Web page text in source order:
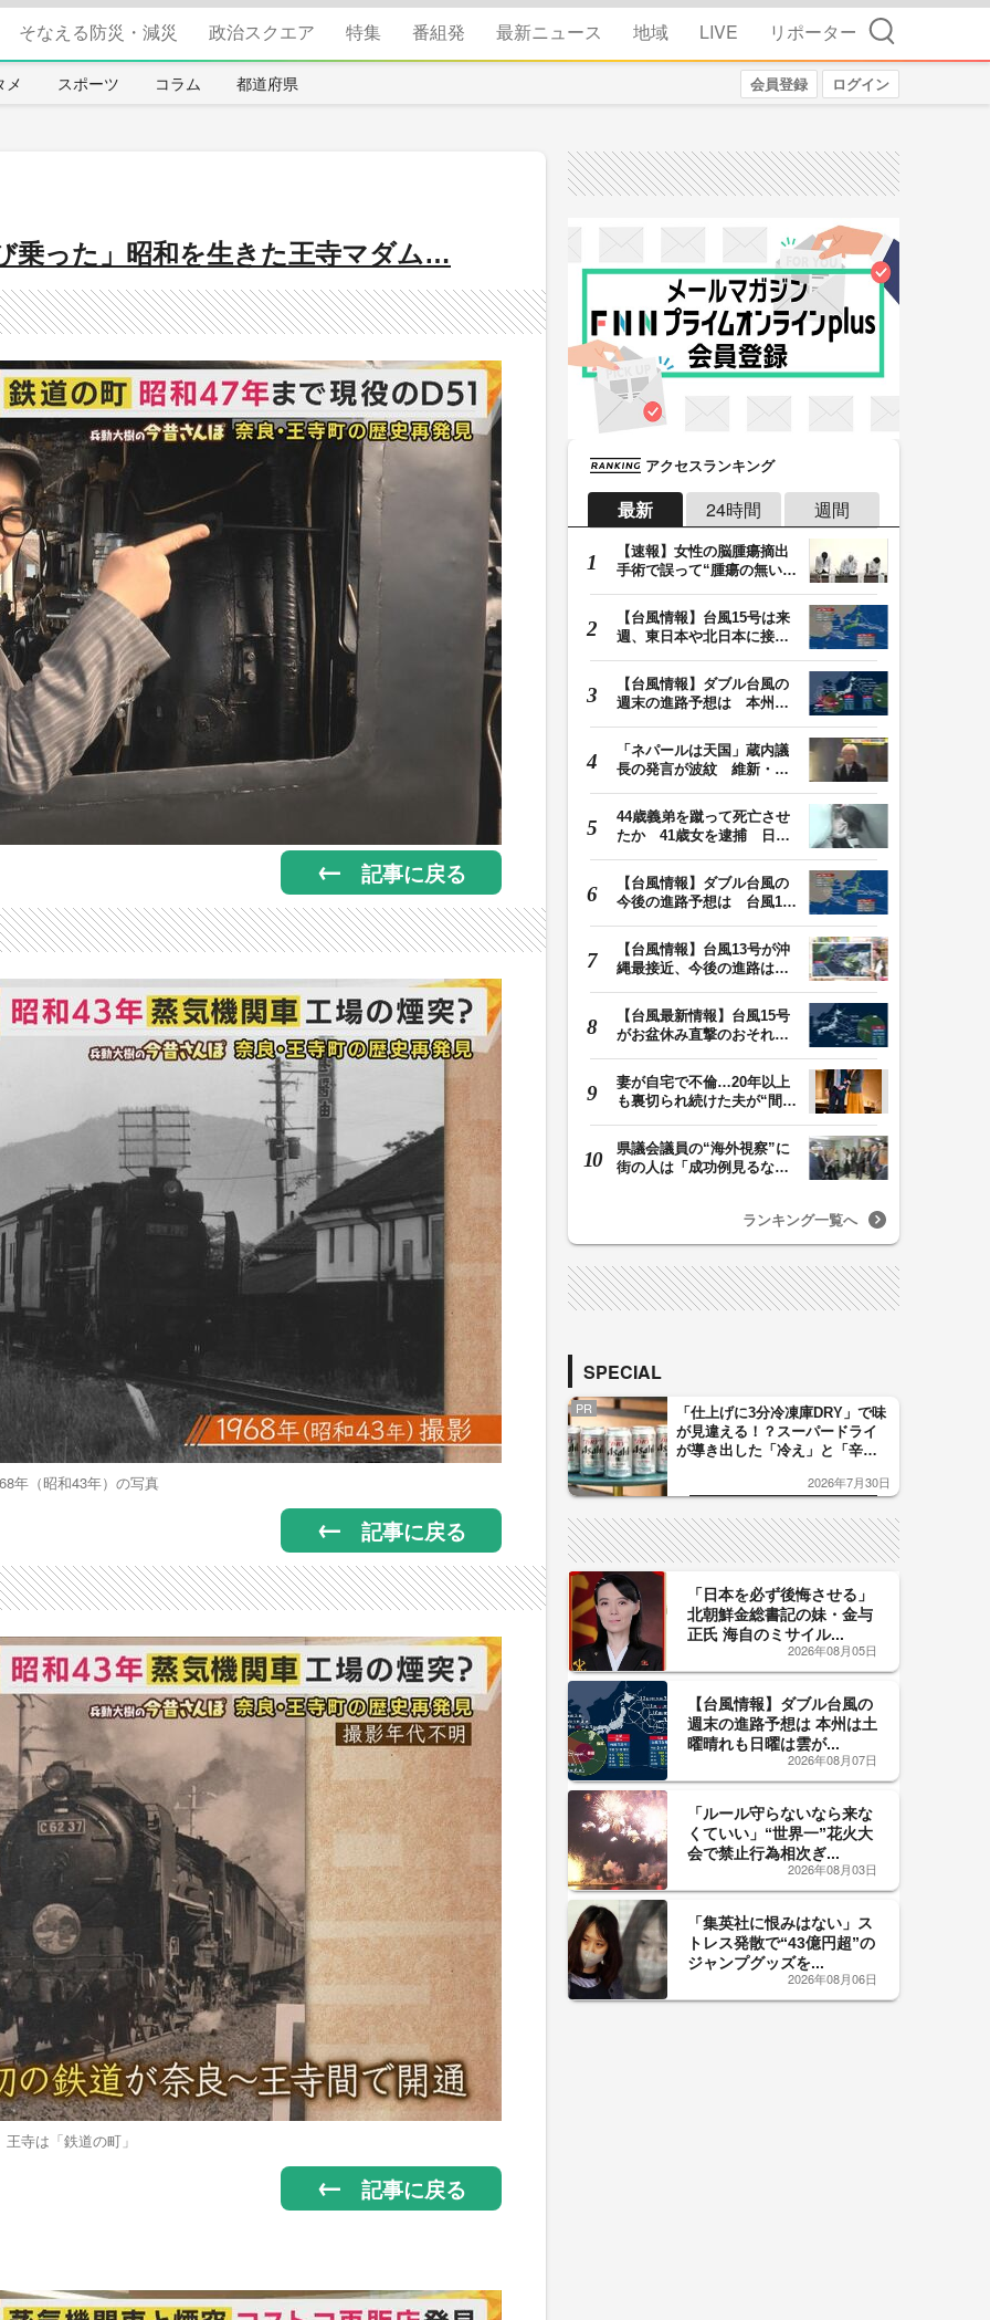
そなえる防災・減災 政治スクエア 特集 番組発 最新ニュース 地域 LIVE リポーター 検索
メ スポーツ コラム 都道府県 会員登録 ログイン
乗った」昭和を生きた王寺マダム…
記事に戻る
年（昭和43年）の写真
記事に戻る
王寺は「鉄道の町」
記事に戻る
アクセスランキング
最新 24時間 週間
【速報】女性の脳腫瘍摘出
手術で誤って“腫瘍の無い部
【台風情報】台風15号は来
週、東日本や北日本に接近
【台風情報】ダブル台風の
週末の進路予想は 本州は
「ネパールは天国」蔵内議
長の発言が波紋 維新・吉
44歳義弟を蹴って死亡させ
たか 41歳女を逮捕 日頃
【台風情報】ダブル台風の
今後の進路予想は 台風13
【台風情報】台風13号が沖
縄最接近、今後の進路は？
【台風最新情報】台風15号
がお盆休み直撃のおそれ
妻が自宅で不倫…20年以上
も裏切られ続けた夫が“間
県議会議員の“海外視察”に
街の人は「成功例見るなら
ランキング一覧へ
SPECIAL
PR
「仕上げに3分冷凍庫DRY」で味
が見違える！？スーパードライ
が導き出した「冷え」と「辛
した「辛口カーブ」が飲み頃の
2026年7月30日
「日本を必ず後悔させる」
北朝鮮金総書記の妹・金与
正氏 海自のミサイル...
2026年08月05日
【台風情報】ダブル台風の
週末の進路予想は 本州は土
曜晴れも日曜は雲が...
2026年08月07日
「ルール守らないなら来な
くていい」“世界一”花火大
会で禁止行為相次ぎ...
2026年08月03日
「集英社に恨みはない」ス
トレス発散で“43億円超”の
ジャンプグッズを...
2026年08月06日